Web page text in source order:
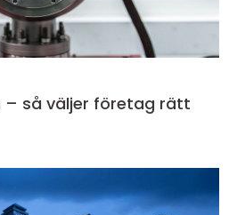
– så väljer företag rätt